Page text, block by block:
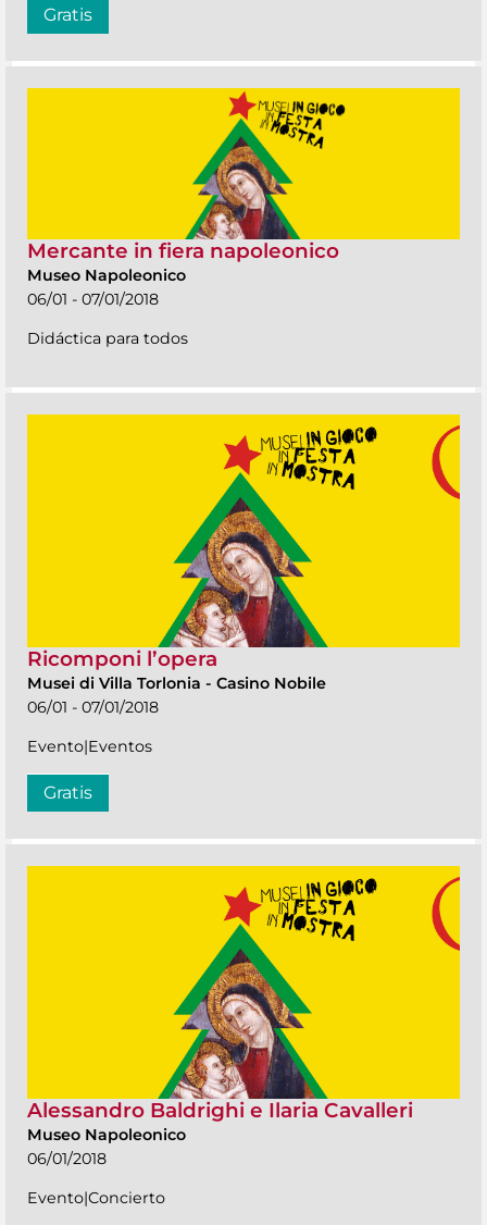
Gratis
Mercante in fiera napoleonico
Museo Napoleonico
06/01 - 07/01/2018
Didáctica para todos
Ricomponi l’opera
Musei di Villa Torlonia - Casino Nobile
06/01 - 07/01/2018
Evento|Eventos
Gratis
Alessandro Baldrighi e Ilaria Cavalleri
Museo Napoleonico
06/01/2018
Evento|Concierto